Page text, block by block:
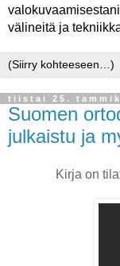
välineitä ja
tiistai 25.
Suomen
julkaistu ja
Kirja on